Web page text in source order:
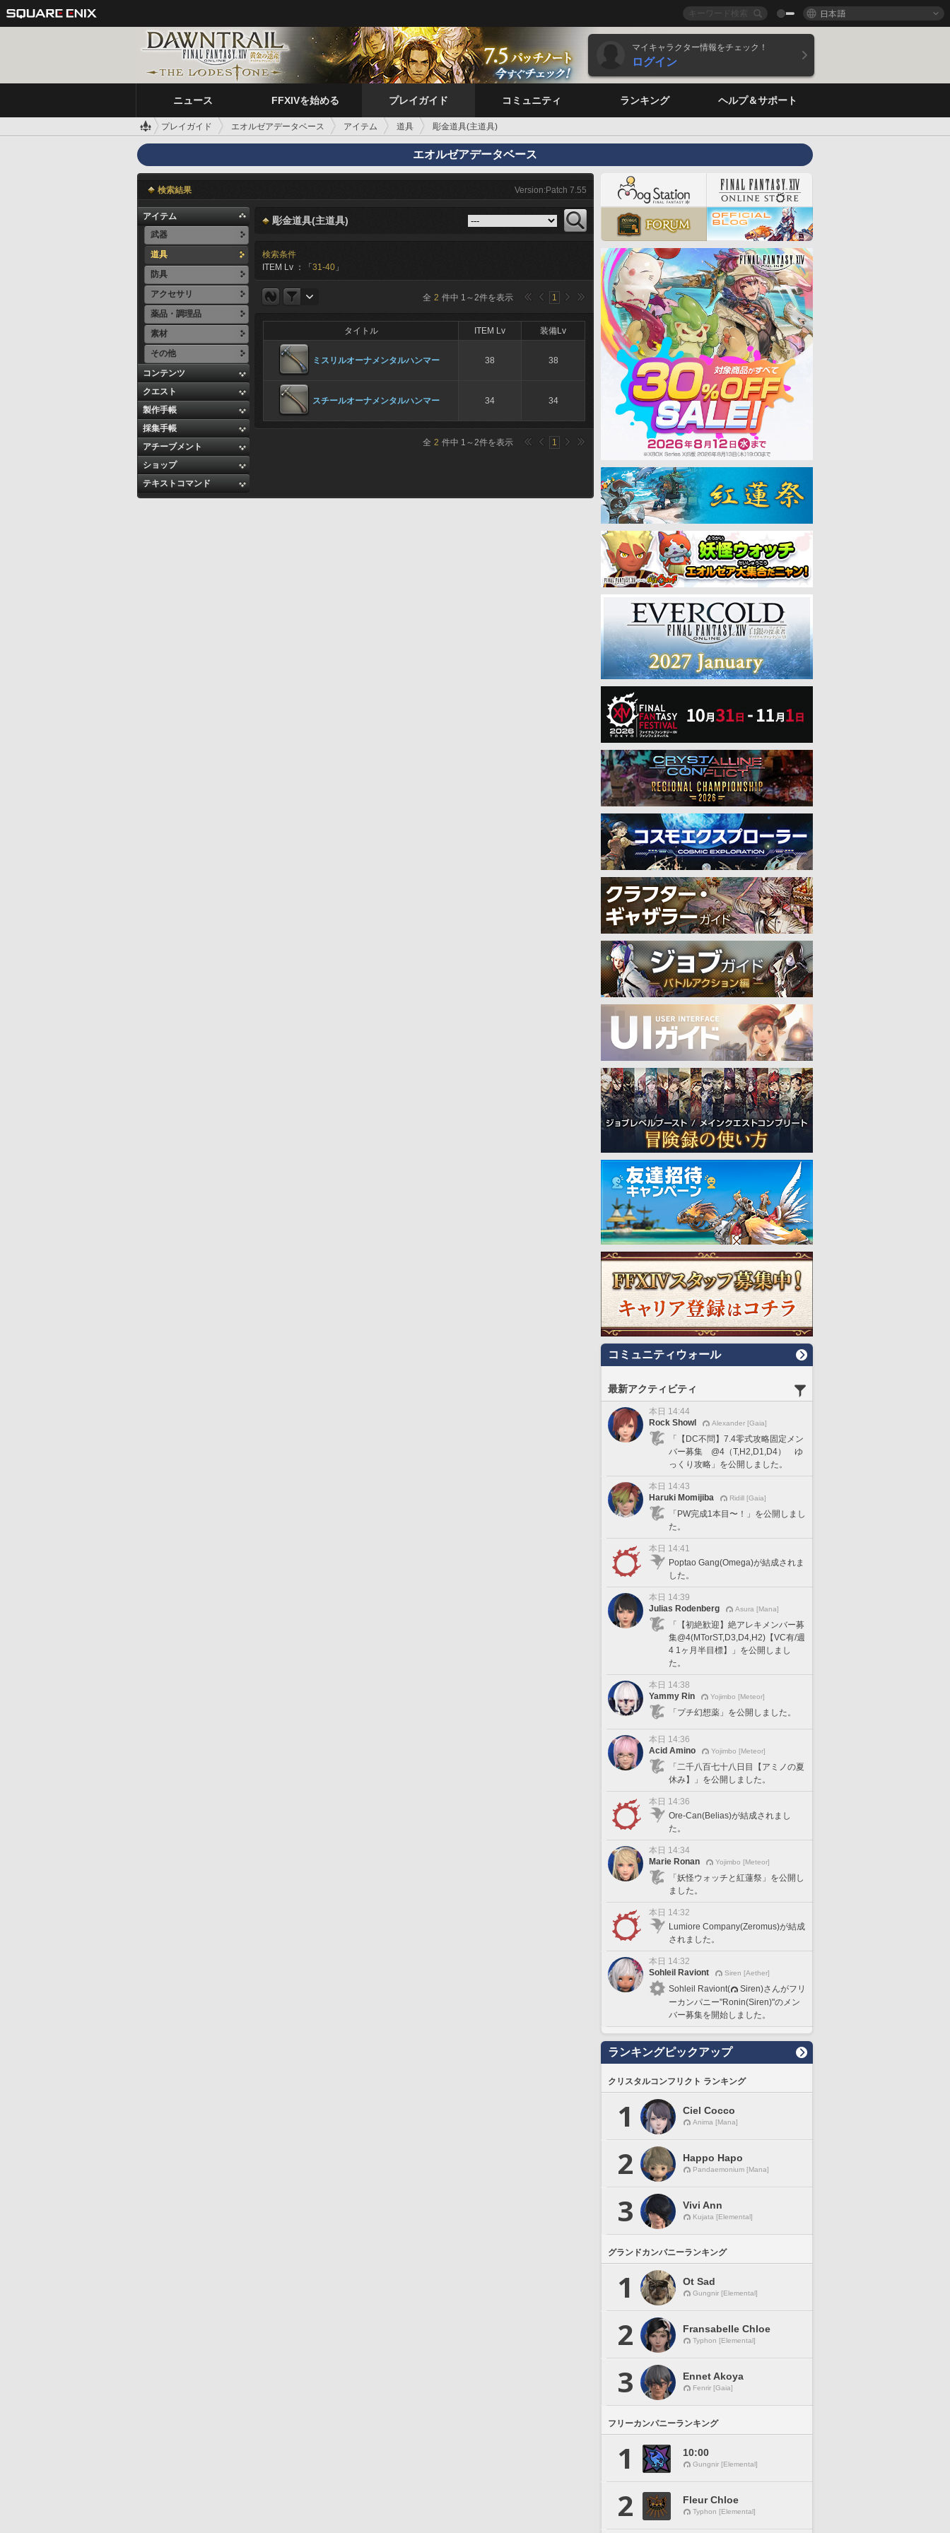
日本語
マイキャラクター情報をチェック！
ログイン
ニュース FFXIVを始める プレイガイド コミュニティ ランキング ヘルプ＆サポート
プレイガイド エオルゼアデータベース アイテム 道具 彫金道具(主道具)
エオルゼアデータベース
検索結果 Version:Patch 7.55
アイテム
武器
道具
防具
アクセサリ
薬品・調理品
素材
その他
コンテンツ
クエスト
製作手帳
採集手帳
アチーブメント
ショップ
テキストコマンド
彫金道具(主道具)
検索条件
ITEM Lv ：「 31-40 」
全 2 件中 1 ～2件を表示 1
タイトル ITEM Lv 装備Lv
ミスリルオーナメンタルハンマー 38 38
スチールオーナメンタルハンマー 34 34
全 2 件中 1 ～2件を表示 1
コミュニティウォール
最新アクティビティ
本日 14:44
Rock Showl
Alexander [Gaia]
「【DC不問】7.4零式攻略固定メン
バー募集 @4（T,H2,D1,D4） ゆ
っくり攻略」を公開しました。
本日 14:43
Haruki Momijiba
Ridill [Gaia]
「PW完成1本目〜！」を公開しまし
た。
本日 14:41
Poptao Gang(Omega)が結成されま
した。
本日 14:39
Julias Rodenberg
Asura [Mana]
「【初絶歓迎】絶アレキメンバー募
集@4(MTorST,D3,D4,H2)【VC有/週
4 1ヶ月半目標】」を公開しまし
た。
本日 14:38
Yammy Rin
Yojimbo [Meteor]
「プチ幻想薬」を公開しました。
本日 14:36
Acid Amino
Yojimbo [Meteor]
「二千八百七十八日目【アミノの夏
休み】」を公開しました。
本日 14:36
Ore-Can(Belias)が結成されまし
た。
本日 14:34
Marie Ronan
Yojimbo [Meteor]
「妖怪ウォッチと紅蓮祭」を公開し
ました。
本日 14:32
Lumiore Company(Zeromus)が結成
されました。
本日 14:32
Sohleil Raviont
Siren [Aether]
Sohleil Raviont(
Siren)さんがフリ
ーカンパニー"Ronin(Siren)"のメン
バー募集を開始しました。
ランキングピックアップ
クリスタルコンフリクト ランキング
1 Ciel Cocco
Anima [Mana]
2 Happo Hapo
Pandaemonium [Mana]
3 Vivi Ann
Kujata [Elemental]
グランドカンパニーランキング
1 Ot Sad
Gungnir [Elemental]
2 Fransabelle Chloe
Typhon [Elemental]
3 Ennet Akoya
Fenrir [Gaia]
フリーカンパニーランキング
1 10:00
Gungnir [Elemental]
2 Fleur Chloe
Typhon [Elemental]